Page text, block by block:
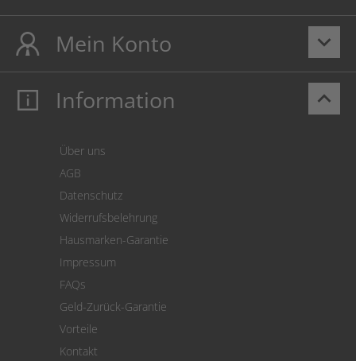
keyboard_arrow_down
Mein Konto
Mein Konto
Cookie Einstellungen
keyboard_arrow_up
Information
Über uns
AGB
Datenschutz
Widerrufsbelehrung
Hausmarken-Garantie
Impressum
FAQs
Geld-Zurück-Garantie
Vorteile
Kontakt